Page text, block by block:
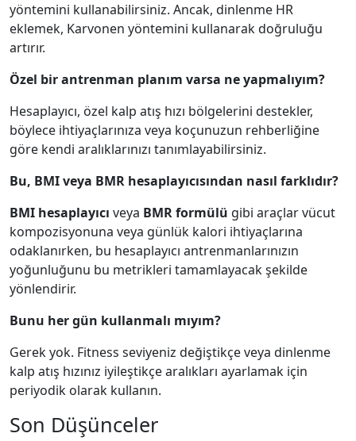
yöntemini kullanabilirsiniz. Ancak, dinlenme HR
eklemek, Karvonen yöntemini kullanarak doğruluğu
artırır.
Özel bir antrenman planım varsa ne yapmalıyım?
Hesaplayıcı, özel kalp atış hızı bölgelerini destekler,
böylece ihtiyaçlarınıza veya koçunuzun rehberliğine
göre kendi aralıklarınızı tanımlayabilirsiniz.
Bu, BMI veya BMR hesaplayıcısından nasıl farklıdır?
BMI hesaplayıcı veya BMR formülü gibi araçlar vücut
kompozisyonuna veya günlük kalori ihtiyaçlarına
odaklanırken, bu hesaplayıcı antrenmanlarınızın
yoğunluğunu bu metrikleri tamamlayacak şekilde
yönlendirir.
Bunu her gün kullanmalı mıyım?
Gerek yok. Fitness seviyeniz değiştikçe veya dinlenme
kalp atış hızınız iyileştikçe aralıkları ayarlamak için
periyodik olarak kullanın.
Son Düşünceler